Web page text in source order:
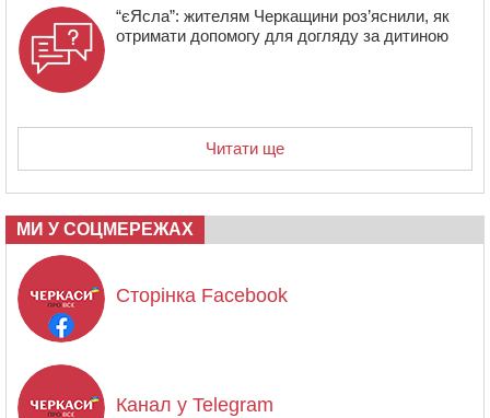
“єЯсла”: жителям Черкащини роз’яснили, як
отримати допомогу для догляду за дитиною
Читати ще
МИ У СОЦМЕРЕЖАХ
Сторінка Facebook
Канал у Telegram